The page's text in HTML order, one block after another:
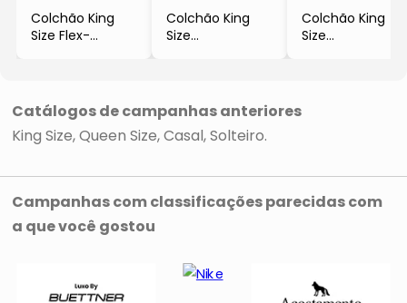
Colchão King
Size Flex-
- 34x193x203cm
- Flex Colchões
Colchão King
Size
- 35x193x203cm
- Flex Colchões
Colchão King
Size
- Flex Colchões
Catálogos de campanhas anteriores
King Size Queen Size Casal Solteiro
Campanhas com classificações parecidas com
a que você gostou